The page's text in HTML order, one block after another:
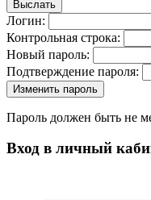
Логин:
Контрольная строка:
Новый пароль:
Подтверждение пароля:
Пароль должен быть не
Вход в личный